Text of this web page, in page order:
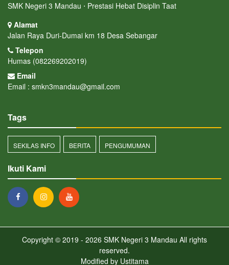
SMK Negeri 3 Mandau ⋅ Prestasi Hebat Disiplin Taat
Alamat
Jalan Raya Duri-Dumai km 18 Desa Sebangar
Telepon
Humas (082269202019)
Email
Email : smkn3mandau@gmail.com
Tags
SEKILAS INFO BERITA PENGUMUMAN
Ikuti Kami
Copyright © 2019 - 2026 SMK Negeri 3 Mandau All rights
reserved.
Modified by Ustitama